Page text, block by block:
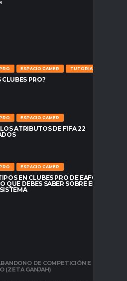
ESPACIO GAMER TUTORIALES
CLUBES PRO?
ESPACIO GAMER
ATRIBUTOS DE FIFA 22
ESPACIO GAMER
EN CLUBES PRO DE EAFC26:
QUE DEBES SABER SOBRE EL
DE COMPETICIÓN E
(ZETA GANJAH)